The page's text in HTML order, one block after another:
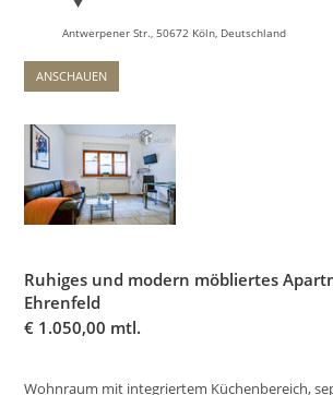
Antwerpener Str., 50672 Köln, Deutschland
ANSCHAUEN
Ruhiges und modern möbliertes
Ehrenfeld
€ 1.050,00 mtl.
Wohnraum mit integriertem Küchenbereich,